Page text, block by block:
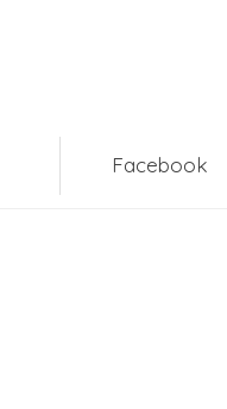
Facebook